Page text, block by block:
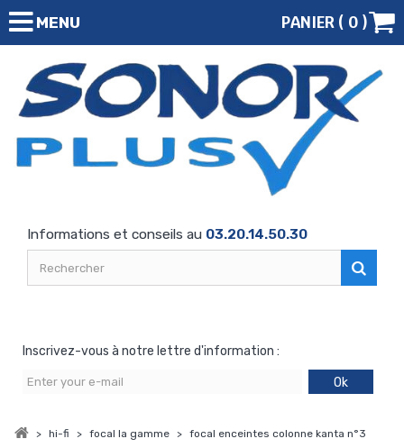
MENU PANIER ( 0 )
Informations et conseils au 03.20.14.50.30
Inscrivez-vous à notre lettre d'information :
Ok
> hi-fi > focal la gamme > focal enceintes colonne kanta n°3